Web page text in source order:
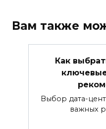
Вам также
Как
Выбор дата-
важных